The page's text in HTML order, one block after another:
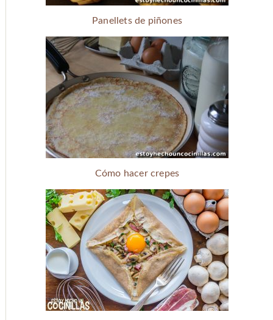
Panellets de piñones
Cómo hacer crepes